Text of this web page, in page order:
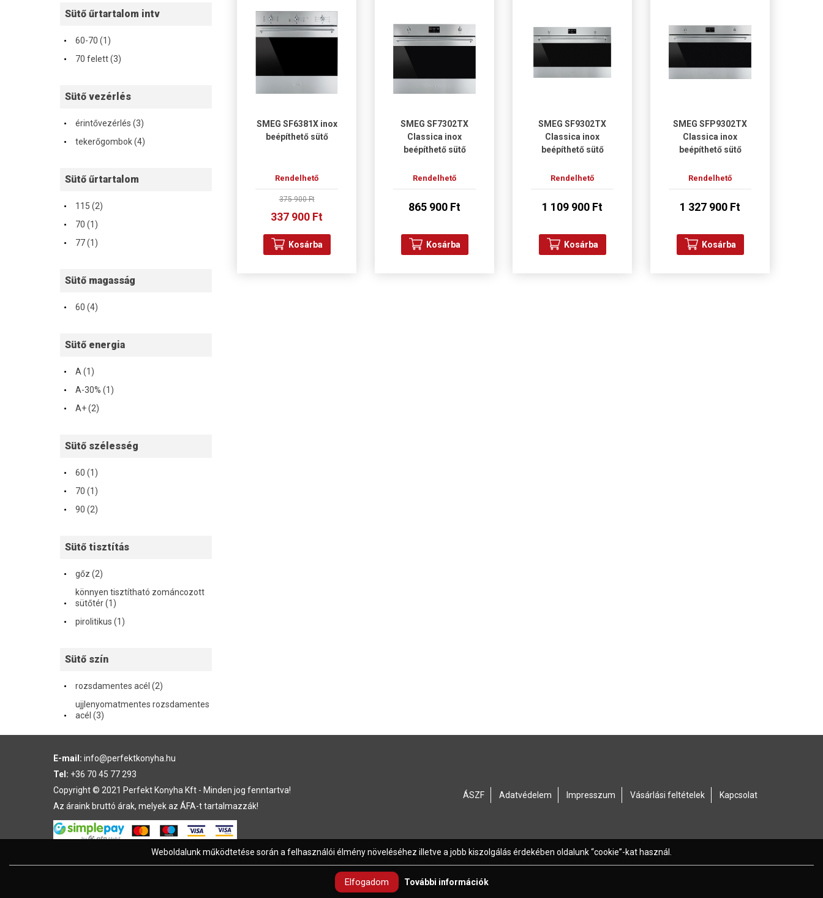
Sütő űrtartalom intv
60-70 (1)
·
70 felett (3)
·
Sütő vezérlés
érintővezérlés (3)
·
tekerőgombok (4)
·
Sütő űrtartalom
115 (2)
·
70 (1)
·
77 (1)
·
Sütő magasság
60 (4)
·
Sütő energia
A (1)
·
A-30% (1)
·
A+ (2)
·
Sütő szélesség
60 (1)
·
70 (1)
·
90 (2)
·
Sütő tisztítás
gőz (2)
·
könnyen tisztítható zománcozott
sütőtér (1)
·
pirolitikus (1)
·
Sütő szín
rozsdamentes acél (2)
·
ujjlenyomatmentes rozsdamentes
acél (3)
·
SMEG SF6381X inox
beépíthető sütő
Rendelhető
375 900 Ft
337 900 Ft
Kosárba
SMEG SF7302TX
Classica inox
beépíthető sütő
Rendelhető
865 900 Ft
Kosárba
SMEG SF9302TX
Classica inox
beépíthető sütő
Rendelhető
1 109 900 Ft
Kosárba
SMEG SFP9302TX
Classica inox
beépíthető sütő
Rendelhető
1 327 900 Ft
Kosárba
E-mail: info@perfektkonyha.hu
Tel: +36 70 45 77 293
Copyright © 2021 Perfekt Konyha Kft - Minden jog fenntartva!
Az áraink bruttó árak, melyek az ÁFA-t tartalmazzák!
ÁSZF Adatvédelem Impresszum Vásárlási feltételek Kapcsolat
Weboldalunk működtetése során a felhasználói élmény növeléséhez illetve a jobb kiszolgálás érdekében oldalunk “cookie”-kat használ.
Elfogadom További információk